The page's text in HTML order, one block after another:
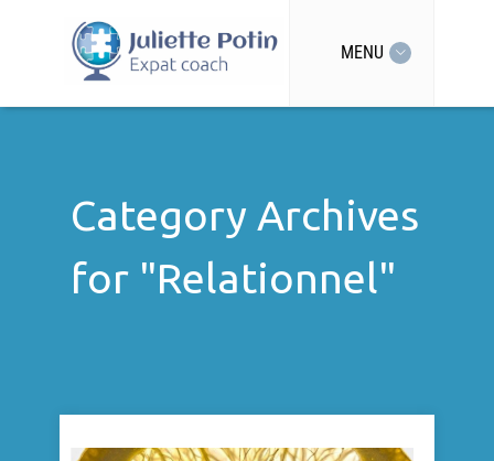
MENU
Category Archives
for "Relationnel"